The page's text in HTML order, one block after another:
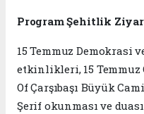
Program Şehitlik
15 Temmuz
etkinlikleri, 15 Temmuz
Of Çarşıbaşı Büyük
Şerif okunması ve